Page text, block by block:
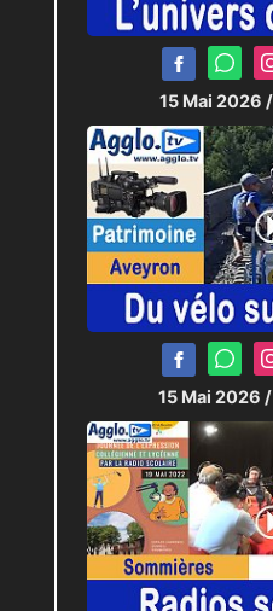
bidonville qui
ans minimum.
Journaliste :Pierric-
Technicien : Antoine
15 Mai 2026
15 Mai 2026